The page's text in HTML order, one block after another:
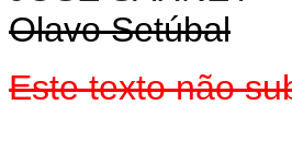
Olavo Setúbal
Este texto não